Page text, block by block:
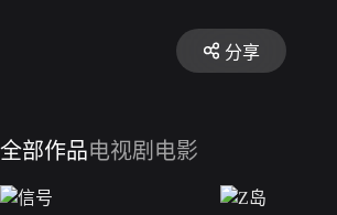
分享
全部作品电视剧 电影